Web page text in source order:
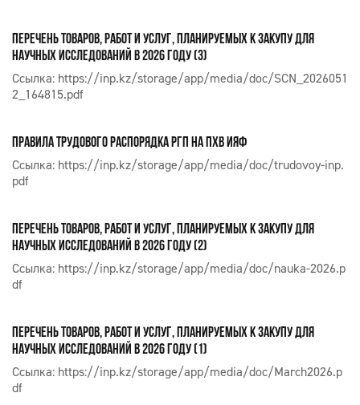
ПЕРЕЧЕНЬ ТОВАРОВ, РАБОТ И УСЛУГ, ПЛАНИРУЕМЫХ К ЗАКУПУ ДЛЯ
НАУЧНЫХ ИССЛЕДОВАНИЙ В 2026 ГОДУ (3)
Ссылка: https://inp.kz/storage/app/media/doc/SCN_2026051
2_164815.pdf
ПРАВИЛА ТРУДОВОГО РАСПОРЯДКА РГП НА ПХВ ИЯФ
Ссылка: https://inp.kz/storage/app/media/doc/trudovoy-inp.
pdf
ПЕРЕЧЕНЬ ТОВАРОВ, РАБОТ И УСЛУГ, ПЛАНИРУЕМЫХ К ЗАКУПУ ДЛЯ
НАУЧНЫХ ИССЛЕДОВАНИЙ В 2026 ГОДУ (2)
Ссылка: https://inp.kz/storage/app/media/doc/nauka-2026.p
df
ПЕРЕЧЕНЬ ТОВАРОВ, РАБОТ И УСЛУГ, ПЛАНИРУЕМЫХ К ЗАКУПУ ДЛЯ
НАУЧНЫХ ИССЛЕДОВАНИЙ В 2026 ГОДУ (1)
Ссылка: https://inp.kz/storage/app/media/doc/March2026.p
df